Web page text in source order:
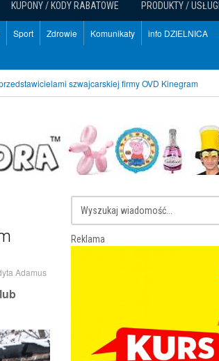
KUPONY / KODY RABATOWE PRODUKTY / USŁUGI
Sport Zdrowie Komunikaty info DZIELNICA
szwajcarskiej firmy OVD Kinegram
Adamus
Reklama